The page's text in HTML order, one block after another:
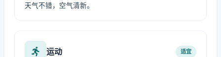
天气不错，空气清新。
运动 适宜